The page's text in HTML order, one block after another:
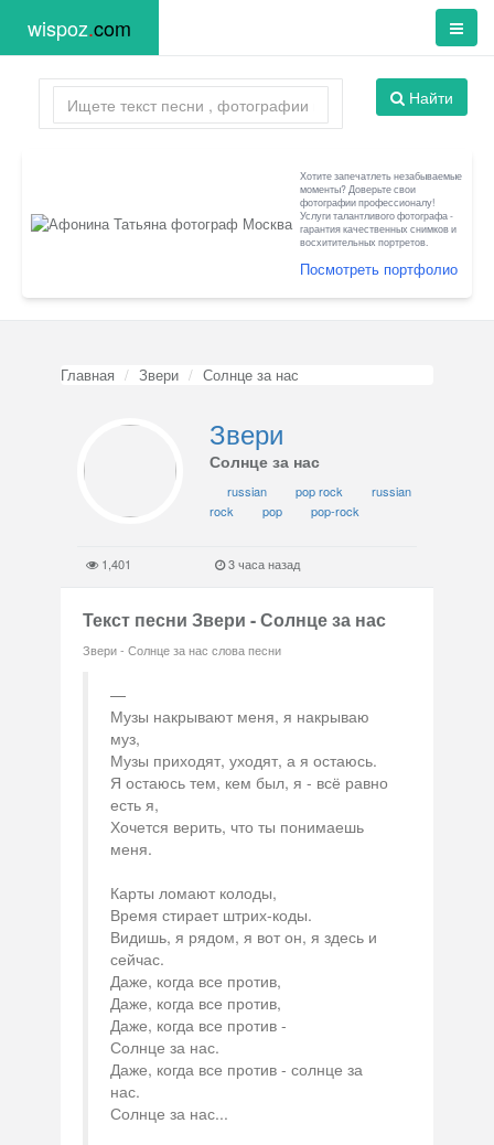
wispoz.com
Найти
Хотите запечатлеть незабываемые
моменты? Доверьте свои
фотографии профессионалу!
Услуги талантливого фотографа -
гарантия качественных снимков и
восхитительных портретов.
Посмотреть портфолио
Главная Звери Солнце за нас
Звери
Солнце за нас
russian pop rock
russian
rock
pop pop-rock
1,401 3 часа назад
Текст песни Звери - Солнце за нас
Звери - Солнце за нас слова песни
Музы накрывают меня, я накрываю
муз,
Музы приходят, уходят, а я остаюсь.
Я остаюсь тем, кем был, я - всё равно
есть я,
Хочется верить, что ты понимаешь
меня.
Карты ломают колоды,
Время стирает штрих-коды.
Видишь, я рядом, я вот он, я здесь и
сейчас.
Даже, когда все против,
Даже, когда все против,
Даже, когда все против -
Солнце за нас.
Даже, когда все против - солнце за
нас.
Солнце за нас...